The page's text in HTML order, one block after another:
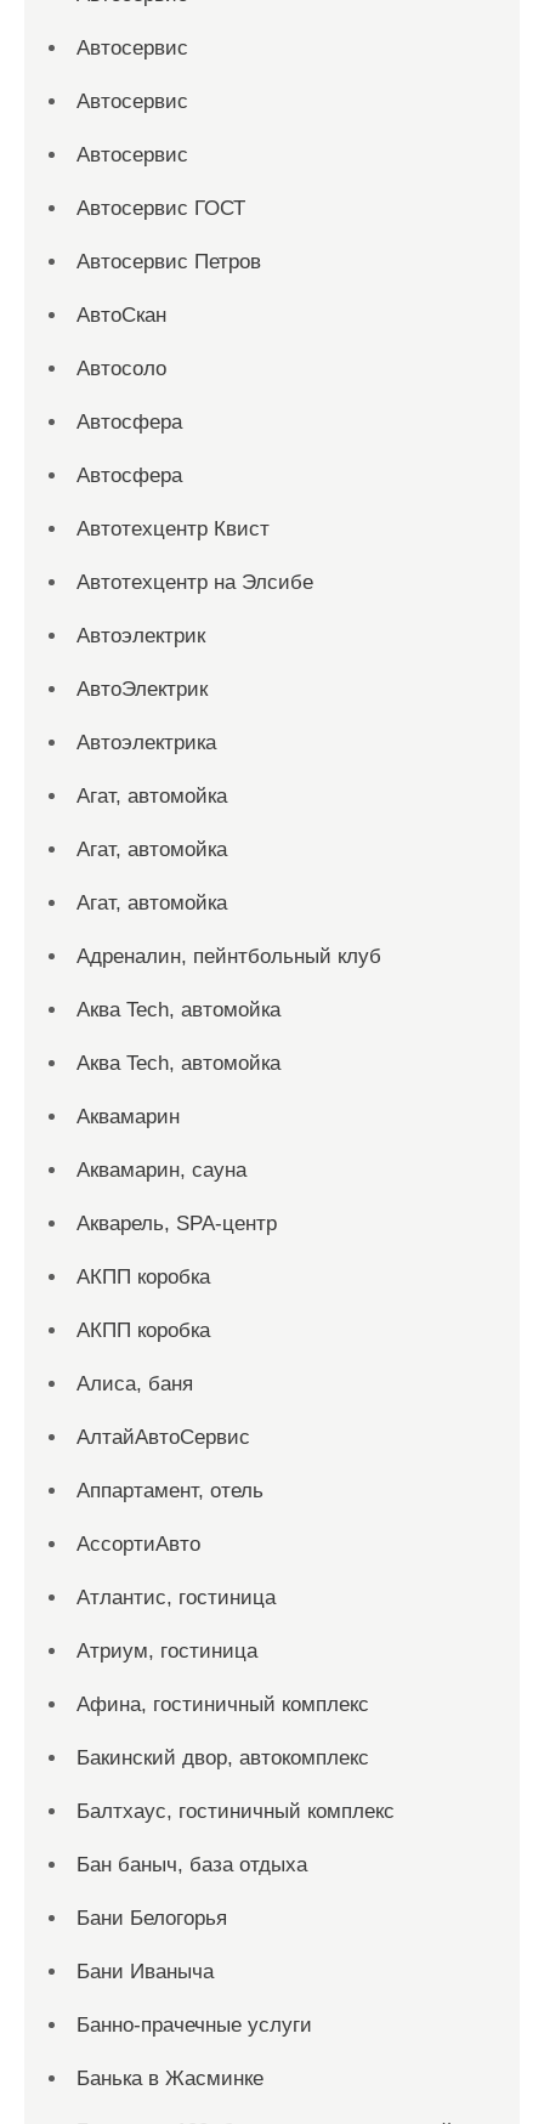
Автосервис
Автосервис
Автосервис
Автосервис ГОСТ
Автосервис Петров
АвтоСкан
Автосоло
Автосфера
Автосфера
Автотехцентр Квист
Автотехцентр на Элсибе
Автоэлектрик
АвтоЭлектрик
Автоэлектрика
Агат, автомойка
Агат, автомойка
Агат, автомойка
Адреналин, пейнтбольный клуб
Аква Tech, автомойка
Аква Tech, автомойка
Аквамарин
Аквамарин, сауна
Акварель, SPA-центр
АКПП коробка
АКПП коробка
Алиса, баня
АлтайАвтоСервис
Аппартамент, отель
АссортиАвто
Атлантис, гостиница
Атриум, гостиница
Афина, гостиничный комплекс
Бакинский двор, автокомплекс
Балтхаус, гостиничный комплекс
Бан баныч, база отдыха
Бани Белогорья
Бани Иваныча
Банно-прачечные услуги
Банька в Жасминке